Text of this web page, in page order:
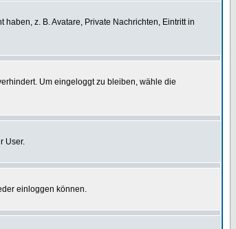
z. B. Avatare, Private Nachrichten, Eintritt in
Um eingeloggt zu bleiben, wähle die
User.
einloggen können.